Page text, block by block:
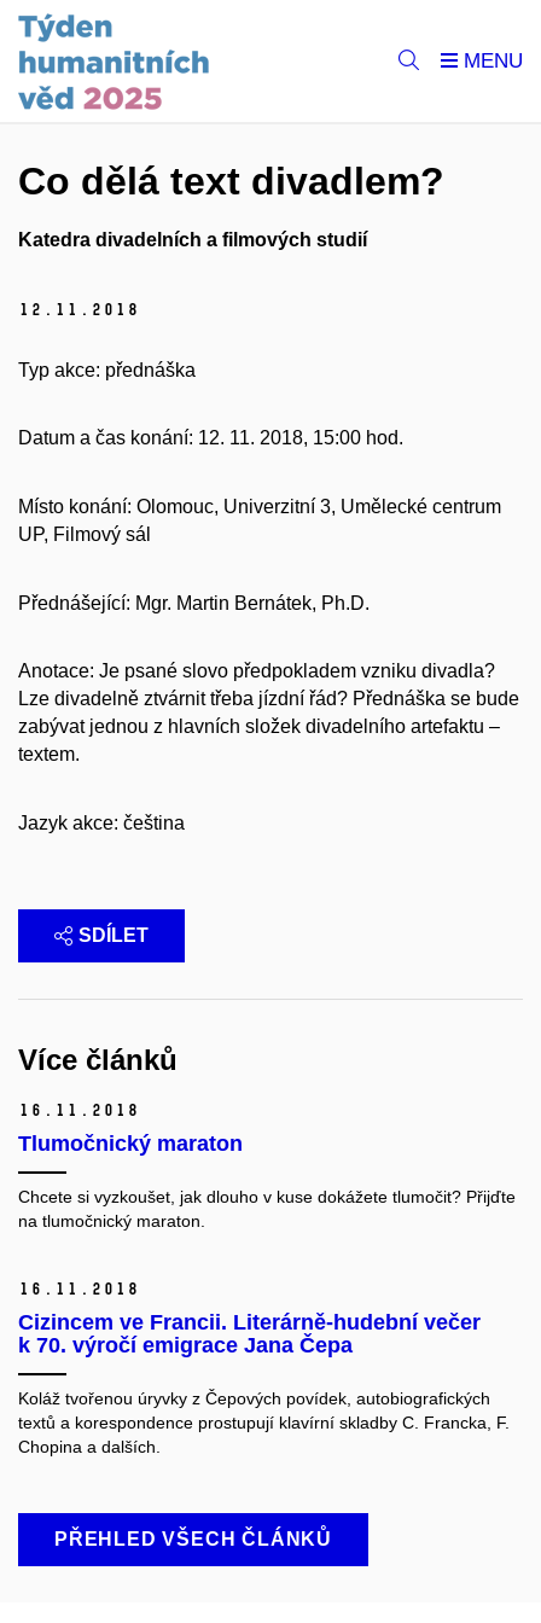
Co dělá text divadlem?
Katedra divadelních a filmových studií
12. 11. 2018
Typ akce: přednáška
Datum a čas konání: 12. 11. 2018, 15:00 hod.
Místo konání: Olomouc, Univerzitní 3, Umělecké centrum
UP, Filmový sál
Přednášející: Mgr. Martin Bernátek, Ph.D.
Anotace: Je psané slovo předpokladem vzniku divadla?
Lze divadelně ztvárnit třeba jízdní řád? Přednáška se bude
zabývat jednou z hlavních složek divadelního artefaktu –
textem.
Jazyk akce: čeština
SDÍLET
Více článků
16. 11. 2018
Tlumočnický maraton
Chcete si vyzkoušet, jak dlouho v kuse dokážete tlumočit? Přijďte
na tlumočnický maraton.
16. 11. 2018
Cizincem ve Francii. Literárně-hudební večer
k 70. výročí emigrace Jana Čepa
Koláž tvořenou úryvky z Čepových povídek, autobiografických
textů a korespondence prostupují klavírní skladby C. Francka, F.
Chopina a dalších.
PŘEHLED VŠECH ČLÁNKŮ